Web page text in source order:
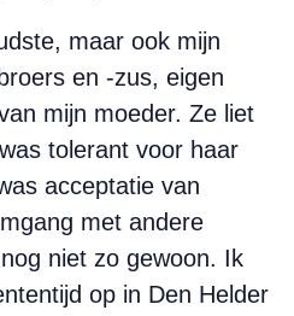
maar ook mijn
en -zus, eigen
mijn moeder. Ze liet
tolerant voor haar
acceptatie van
met andere
niet zo gewoon. Ik
op in Den Helder